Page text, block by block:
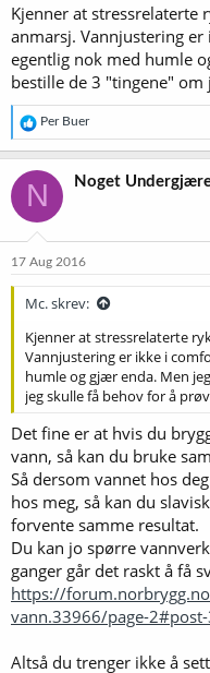
:
Kjenner at stressrelaterte
anmarsj. Vannjustering
egentlig nok med humle
bestille de 3 "tingene"
R
e
a
k
j
o
e
Per Buer
N Noget
17 Aug 2016
Mc. skrev:
Kjenner at stressrelaterte
Vannjustering er ikke i
humle og gjær enda. Men
jeg skulle få behov for å
Det fine er at hvis du
vann, så kan du bruke
Så dersom vannet hos
hos meg, så kan du
forvente samme resultat.
Du kan jo spørre
ganger går det raskt å få
https://
vann.33966/page-
Altså du trenger ikke å